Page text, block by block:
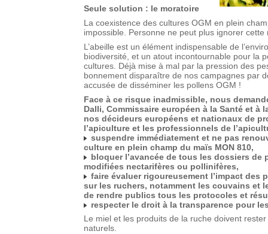
Seule solution : le moratoire
La coexistence des cultures OGM en plein
impossible. Personne ne peut plus ignorer cette
L’abeille est un élément indispensable de
biodiversité, et un atout incontournable pour la
cultures. Déjà mise à mal par la pression des
bonnement disparaître de nos campagnes par
accusée de disséminer les pollens OGM !
Face à ce risque inadmissible, nous
Dalli, Commissaire européen à la Santé et à
nos décideurs européens et nationaux de
l’apiculture et les professionnels de
suspendre immédiatement et ne pas
culture en plein champ du maïs MON 810,
bloquer l’avancée de tous les dossiers de
modifiées nectarifères ou pollinifères,
faire évaluer rigoureusement l’impact des
sur les ruchers, notamment les couvains et
de rendre publics tous les protocoles et
respecter le droit à la transparence pour
Le miel et les produits de la ruche doivent
naturels.